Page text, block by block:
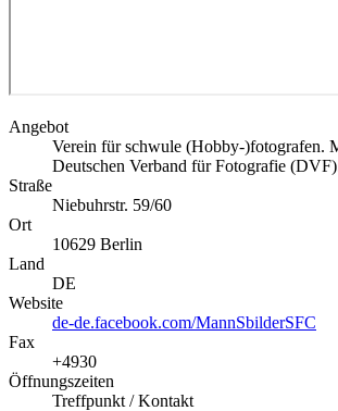
Angebot
Verein für schwule (Hobby-)fotografen.
Deutschen Verband für Fotografie
Straße
Niebuhrstr. 59/60
Ort
10629 Berlin
Land
DE
Website
de-de.facebook.com/MannSbilderSFC
Fax
+4930
Öffnungszeiten
Treffpunkt / Kontakt